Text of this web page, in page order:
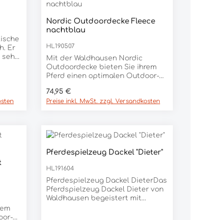
l
Er
sehr
cm,
Nordic Outdoordecke Fleece
nachtblau
HL190507
Mit der Waldhausen Nordic
Outdoordecke bieten Sie ihrem
Pferd einen optimalen Outdoor-
doppelten T-Frontverschlüsse
sorgen für eine gute Passform.
Sichtbarkeit bei schlechten
Lichtverhältnissen.
Gehfalte gegeben. Das 600 Denier
Außenmaterial ist strapazierfähig
trocken. - 600 Denier Ripstop-
Atmungsaktiv- Wasserdicht
(Wassersäule 3000 mm)- Doppelter
Regulärer Preis:
74,95 €
Preise inkl. MwSt. zzgl. Versandkosten
Produkt Anzahl: Gib den
Pferdespielzeug Dackel "Dieter"
HL191604
Pferdespielzeug Dackel DieterDas
Pferdspielzeug Dackel Dieter von
Waldhausen begeistert mit